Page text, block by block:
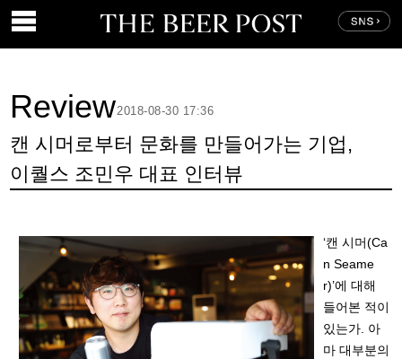
Review
캔 시머로부터 문화를 만들어가는 기업,
이퀄스 조민우 대표 인터뷰
2018-08-30 17:36
‘캔 시머(Ca
n Seame
r)’에 대해
들어본 적이
있는가. 아
마 대부분의